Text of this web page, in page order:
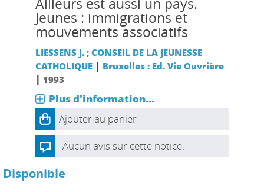
Ailleurs est aussi un pays.
Jeunes : immigrations et
mouvements associatifs
LIESSENS J.; CONSEIL DE LA JEUNESSE
CATHOLIQUE | Bruxelles : Ed. Vie Ouvrière
| 1993
Plus d'information...
Ajouter au panier
Aucun avis sur cette notice.
Disponible